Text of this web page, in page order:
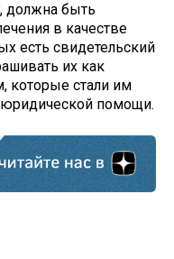
должна быть
в качестве
есть свидетельский
их как
которые стали им
помощи.